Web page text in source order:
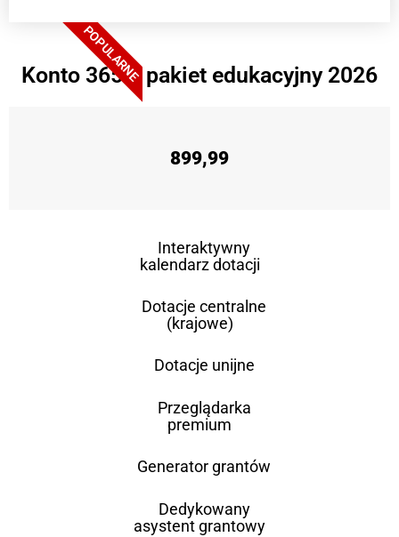
POPULARNE
Konto 365 + pakiet edukacyjny 2026
899,99
Interaktywny
kalendarz dotacji
Dotacje centralne
(krajowe)
Dotacje unijne
Przeglądarka
premium
Generator grantów
Dedykowany
asystent grantowy